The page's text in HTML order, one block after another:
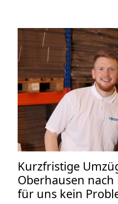
Kurzfristige
Oberhausen nach
für uns kein